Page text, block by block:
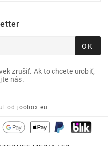
OK
zrušiť. Ak to chcete urobiť,
nás.
od joobox.eu